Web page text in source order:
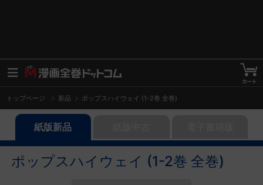
トップページ 新品 ポップスハイウェイ (1-2巻 全巻)
紙版新品
ポップスハイウェイ (1-2巻 全巻)